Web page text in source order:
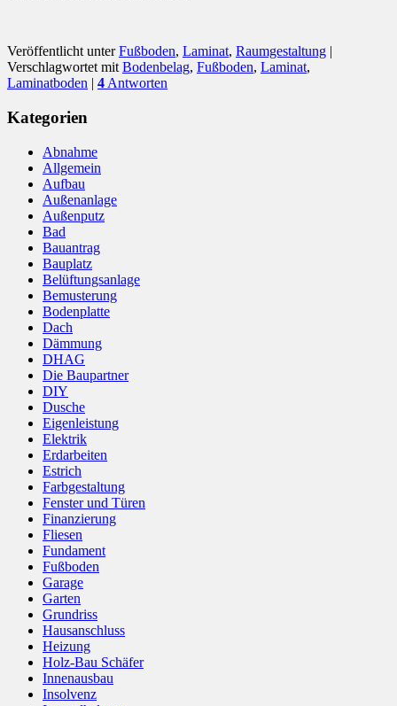
Veröffentlicht unter Fußboden, Laminat, Raumgestaltung |
Verschlagwortet mit Bodenbelag, Fußboden, Laminat,
Laminatboden | 4 Antworten
Kategorien
Abnahme
Allgemein
Aufbau
Außenanlage
Außenputz
Bad
Bauantrag
Bauplatz
Belüftungsanlage
Bemusterung
Bodenplatte
Dach
Dämmung
DHAG
Die Baupartner
DIY
Dusche
Eigenleistung
Elektrik
Erdarbeiten
Estrich
Farbgestaltung
Fenster und Türen
Finanzierung
Fliesen
Fundament
Fußboden
Garage
Garten
Grundriss
Hausanschluss
Heizung
Holz-Bau Schäfer
Innenausbau
Insolvenz